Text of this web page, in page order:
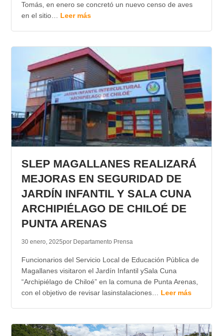
Tomás, en enero se concretó un nuevo censo de aves
en el sitio… Leer más
SLEP MAGALLANES REALIZARÁ
MEJORAS EN SEGURIDAD DE
JARDÍN INFANTIL Y SALA CUNA
ARCHIPIÉLAGO DE CHILOÉ DE
PUNTA ARENAS
30 enero, 2025por Departamento Prensa
Funcionarios del Servicio Local de Educación Pública de
Magallanes visitaron el Jardín Infantil ySala Cuna
“Archipiélago de Chiloé” en la comuna de Punta Arenas,
con el objetivo de revisar lasinstalaciones… Leer más